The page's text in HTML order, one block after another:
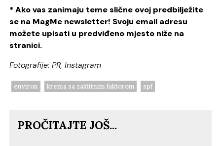
* Ako vas zanimaju teme slične ovoj predbilježite
se na MagMe newsletter! Svoju email adresu
možete upisati u predviđeno mjesto niže na
stranici.
Fotografije: PR, Instagram
environ krema sa zaštitnim faktorom spf
PROČITAJTE JOŠ...